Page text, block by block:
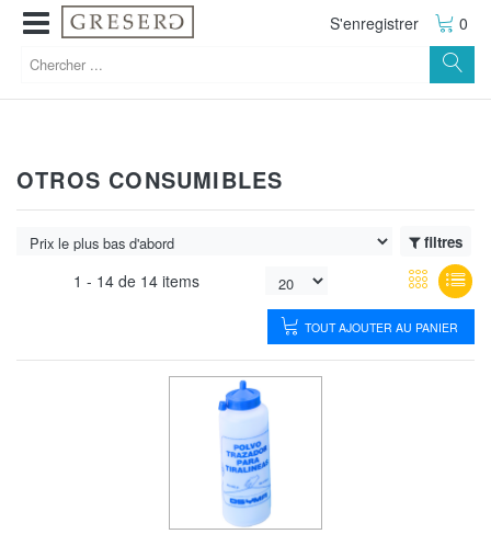
S'enregistrer 0
OTROS CONSUMIBLES
filtres
1 - 14 de 14 items
TOUT AJOUTER AU PANIER